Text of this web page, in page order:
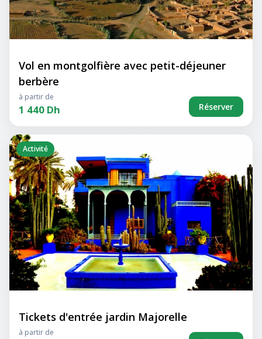
Vol en montgolfière avec petit-déjeuner
berbère
à partir de
1 440 Dh Réserver
Activité
Tickets d'entrée jardin Majorelle
à partir de